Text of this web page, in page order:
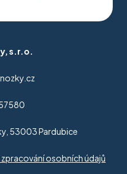
s.r.o.
53003 Pardubice
osobních údajů